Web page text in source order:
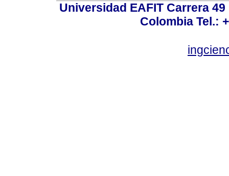
Universidad EAFIT Carrera
Colombia Tel.: